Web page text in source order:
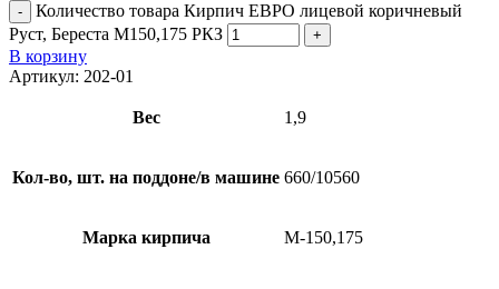
Количество товара Кирпич ЕВРО лицевой коричневый
Руст, Береста М150,175 РКЗ
В корзину
Артикул: 202-01
Вес 1,9
Кол-во, шт. на поддоне/в машине 660/10560
Марка кирпича М-150,175